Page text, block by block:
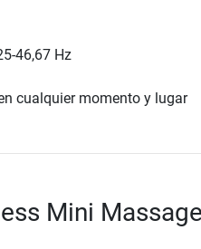
46,67 Hz
cualquier momento y lugar
Mini